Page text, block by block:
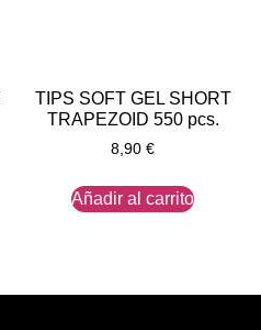
TIPS SOFT GEL SHORT
TRAPEZOID 550 pcs.
8,90 €
Añadir al carrito